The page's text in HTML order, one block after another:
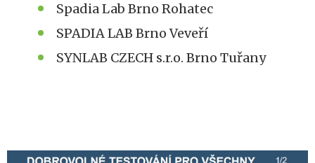
Spadia Lab Brno Rohatec
SPADIA LAB Brno Veveří
SYNLAB CZECH s.r.o. Brno Tuřany